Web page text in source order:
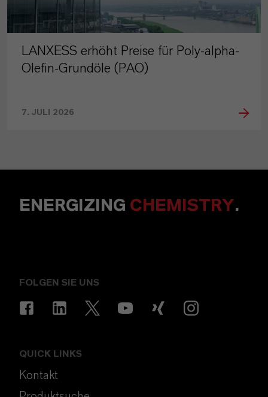
LANXESS erhöht Preise für Poly-alpha-
Olefin-Grundöle (PAO)
7. JULI 2026
ENERGIZING CHEMISTRY.
FOLGEN SIE UNS
QUICK LINKS
Kontakt